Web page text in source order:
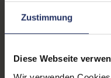
Zustimmung
Diese Webseite
Tastaturlayout:
Fingerprintreader: